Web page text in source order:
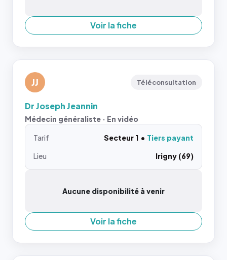
Voir la fiche
JJ Téléconsultation
Dr Joseph Jeannin
Médecin généraliste · En vidéo
Tarif Secteur 1
Tiers payant
Lieu
Irigny (69)
Aucune disponibilité à venir
Voir la fiche